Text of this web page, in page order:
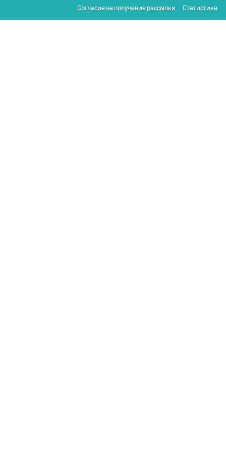
Согласие на получение рассылки
Статистика